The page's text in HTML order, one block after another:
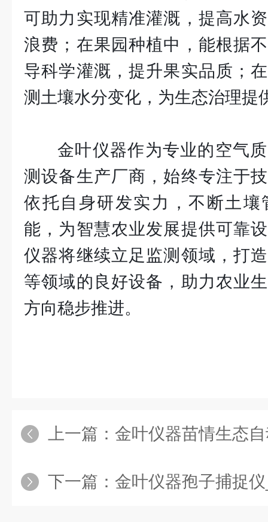
可助力实现精准灌溉，提高水
浪费；在果园种植中，能根据
导科学灌溉，提升果实品质；
测土壤水分变化，为生态治理提
金叶仪器作为专业的空气
测设备生产厂商，始终专注于
依托自身研发实力，不断土壤
能，为智慧农业发展提供可靠
仪器将继续立足监测领域，打
等领域的良好设备，助力农业
方向稳步推进。
上一篇： 金叶仪器苗情生态自动监测系统
下一篇： 金叶仪器孢子捕捉仪_